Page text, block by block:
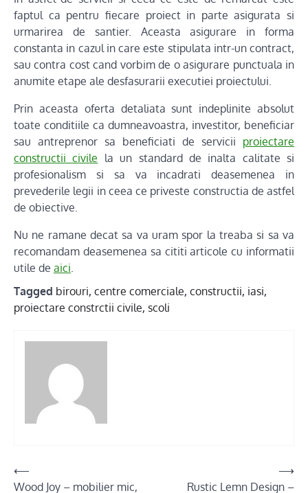
faptul ca pentru fiecare proiect in parte asigurata si
urmarirea de santier. Aceasta asigurare in forma
constanta in cazul in care este stipulata intr-un contract,
sau contra cost cand vorbim de o asigurare punctuala in
anumite etape ale desfasurarii executiei proiectului.
Prin aceasta oferta detaliata sunt indeplinite absolut
toate conditiile ca dumneavoastra, investitor, beneficiar
sau antreprenor sa beneficiati de servicii proiectare
constructii civile la un standard de inalta calitate si
profesionalism si sa va incadrati deasemenea in
prevederile legii in ceea ce priveste constructia de astfel
de obiective.
Nu ne ramane decat sa va uram spor la treaba si sa va
recomandam deasemenea sa cititi articole cu informatii
utile de aici.
Tagged birouri, centre comerciale, constructii, iasi,
proiectare constrctii civile, scoli
Post
⟵
Wood Joy – mobilier mic,
Rustic Lemn Design –
⟶